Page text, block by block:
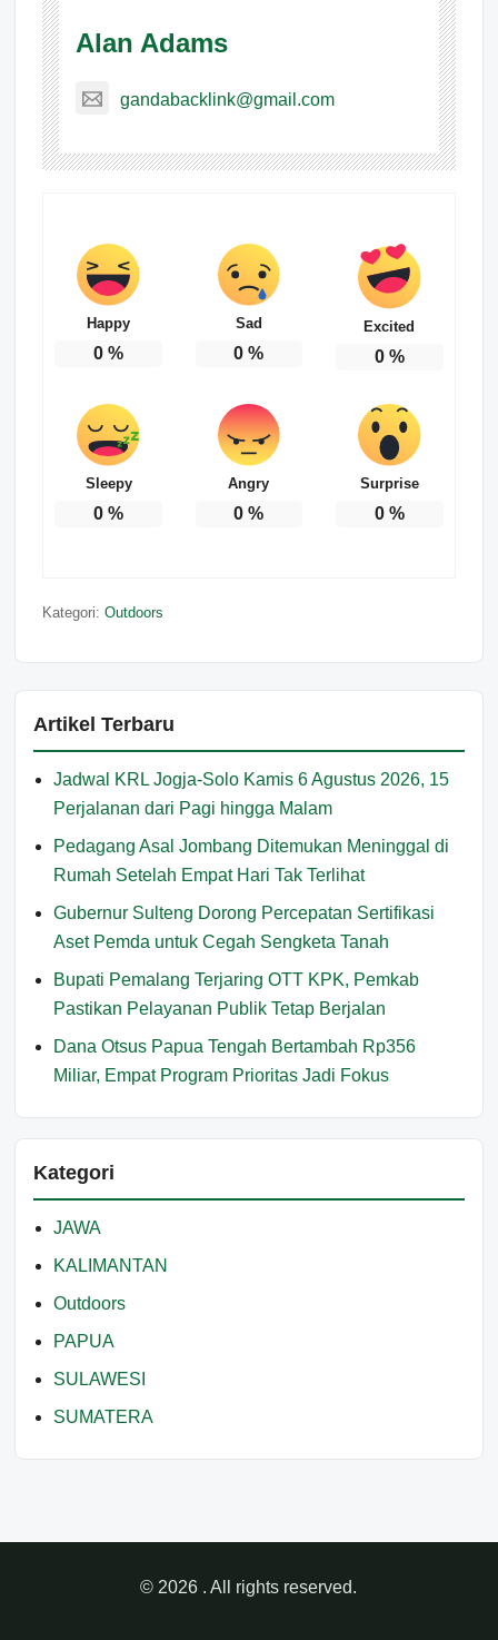
Alan Adams
gandabacklink@gmail.com
Happy
0 %
Sad
0 %
Excited
0%
Sleepy
0 %
Angry
0 %
Surprise
0%
Kategori:Outdoors
Artikel Terbaru
Jadwal KRL Jogja-Solo Kamis 6 Agustus 2026, 15
Perjalanan dari Pagi hingga Malam
Pedagang Asal Jombang Ditemukan Meninggal di
Rumah Setelah Empat Hari Tak Terlihat
Gubernur Sulteng Dorong Percepatan Sertifikasi
Aset Pemda untuk Cegah Sengketa Tanah
Bupati Pemalang Terjaring OTT KPK, Pemkab
Pastikan Pelayanan Publik Tetap Berjalan
Dana Otsus Papua Tengah Bertambah Rp356
Miliar, Empat Program Prioritas Jadi Fokus
Kategori
JAWA
KALIMANTAN
Outdoors
PAPUA
SULAWESI
SUMATERA
© 2026 . All rights reserved.